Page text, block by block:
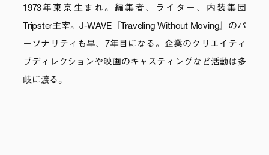
1973年東京生まれ。編集者、ライター、内装集団
Tripster主宰。J-WAVE『Traveling Without Moving』のパ
ーソナリティも早、7年目になる。企業のクリエイティ
ブディレクションや映画のキャスティングなど活動は多
岐に渡る。